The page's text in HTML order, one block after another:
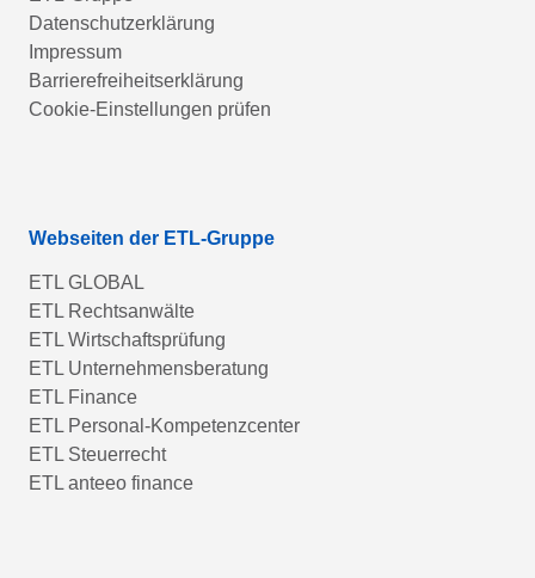
Datenschutzerklärung
Impressum
Barrierefreiheitserklärung
Cookie-Einstellungen prüfen
Webseiten der ETL-Gruppe
ETL GLOBAL
ETL Rechtsanwälte
ETL Wirtschaftsprüfung
ETL Unternehmensberatung
ETL Finance
ETL Personal-Kompetenzcenter
ETL Steuerrecht
ETL anteeo finance